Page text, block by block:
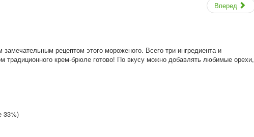
Вперед
рецептом этого мороженого. Всего три ингредиента и
традиционного крем-брюле готово! По вкусу можно добавлять любимые орехи,
33%)